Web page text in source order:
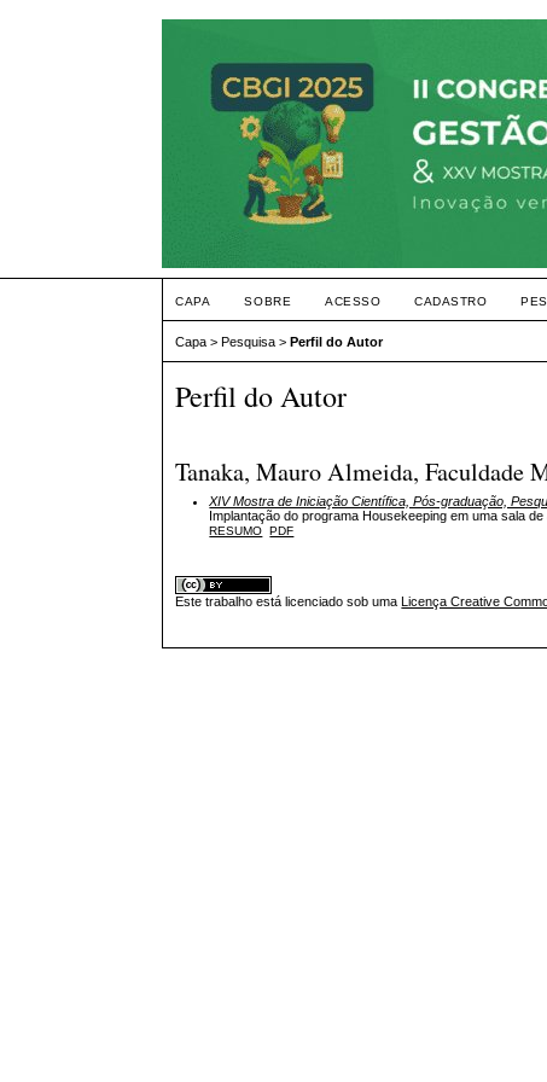
CAPA SOBRE ACESSO CADASTRO
Capa >Pesquisa >Perfil do Autor
Perfil do Autor
Tanaka, Mauro Almeida,
XIV Mostra de Iniciação Científica, Pós-graduação,
Implantação do programa Housekeeping em uma sala
RESUMO PDF
Este trabalho está licenciado sob uma Licença Creative